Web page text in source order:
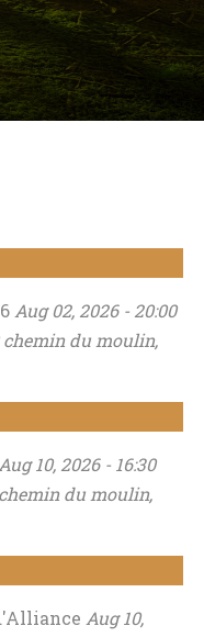
Aug 02, 2026 - 20:00
chemin du moulin,
Aug 10, 2026 - 16:30
du moulin,
Aug 10,